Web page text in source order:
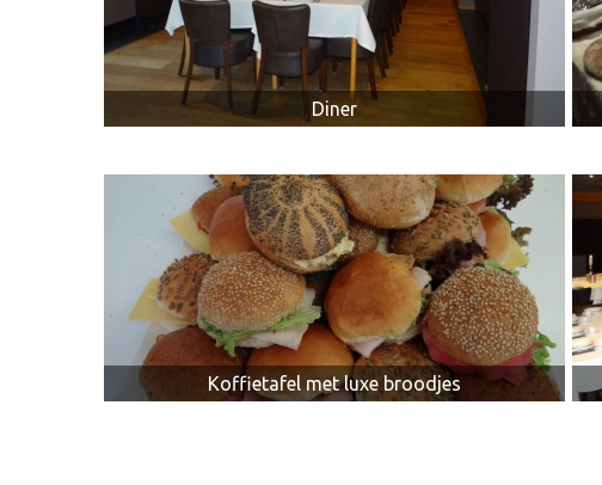
Diner
Koffietafel met luxe broodjes